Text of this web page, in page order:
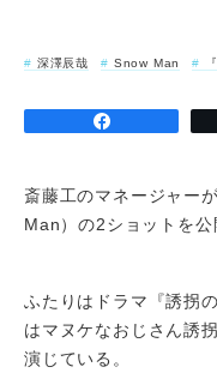
深澤辰哉 Snow Man
斎藤工のマネージャー
Man）の2ショットを公
ふたりはドラマ『誘拐
はマヌケなおじさん誘
演じている。